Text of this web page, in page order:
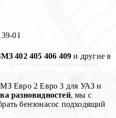
01
402 405 406 409 и другие в
Евро 2 Евро 3 для УАЗ и
разновидностей, мы с
бензонасос подходящий